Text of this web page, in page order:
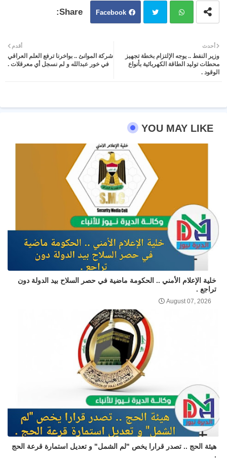
Facebook
ter atsa
أحدث
وزير النفط .. يوجه الإلتزام بخطة تجهيز
محطات توليد الطاقة الكهربائية بأنواع
الوقود .
أقدم
شركة الموانئ .. بواخرنا ترفع العلم العراقي
في خور عبدالله و لم نسجل أي معرقلات .
YOU MAY LIKE
خلية الإعلام الأمني .. الحكومة ماضية في حصر السلاح بيد الدولة دون
تراجع .
August 07, 2026
هيئة الحج .. تصدر قرارا يخص "لم الشمل" و تعديل استمارة قرعة الحج
.